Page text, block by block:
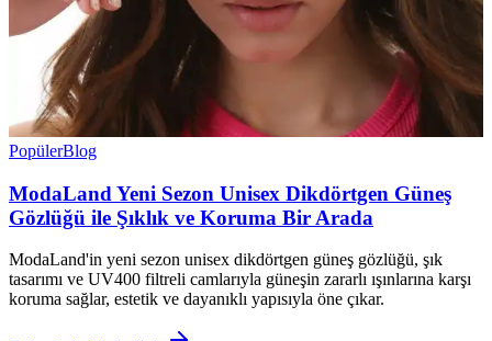
PopülerBlog
ModaLand Yeni Sezon Unisex Dikdörtgen Güneş
Gözlüğü ile Şıklık ve Koruma Bir Arada
ModaLand'in yeni sezon unisex dikdörtgen güneş gözlüğü, şık
tasarımı ve UV400 filtreli camlarıyla güneşin zararlı ışınlarına karşı
koruma sağlar, estetik ve dayanıklı yapısıyla öne çıkar.